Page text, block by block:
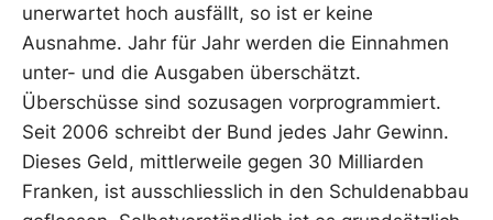
unerwartet hoch ausfällt, so ist er keine
Ausnahme. Jahr für Jahr werden die Einnahmen
unter- und die Ausgaben überschätzt.
Überschüsse sind sozusagen vorprogrammiert.
Seit 2006 schreibt der Bund jedes Jahr Gewinn.
Dieses Geld, mittlerweile gegen 30 Milliarden
Franken, ist ausschliesslich in den Schuldenabbau